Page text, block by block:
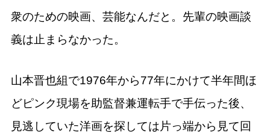
衆のための映画、芸能なんだと。先輩の映画談
義は止まらなかった。
山本晋也組で1976年から77年にかけて半年間ほ
どピンク現場を助監督兼運転手で手伝った後、
見逃していた洋画を探しては片っ端から見て回